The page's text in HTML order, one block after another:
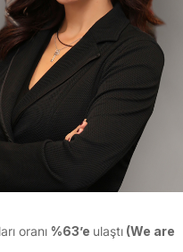
oranı %63’e ulaştı (We are